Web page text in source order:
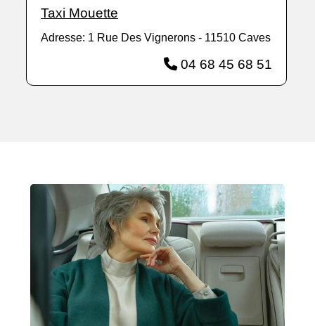
Taxi Mouette
Adresse: 1 Rue Des Vignerons - 11510 Caves
04 68 45 68 51